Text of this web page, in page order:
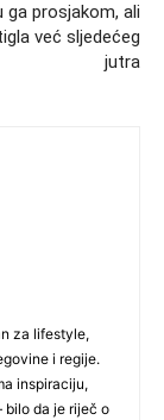
ga prosjakom, ali
već sljedećeg
jutra
za lifestyle,
i regije.
inspiraciju,
bilo da je riječ o